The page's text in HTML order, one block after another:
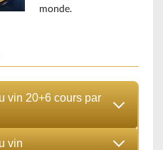
monde.
vin 20+6 cours par
vin